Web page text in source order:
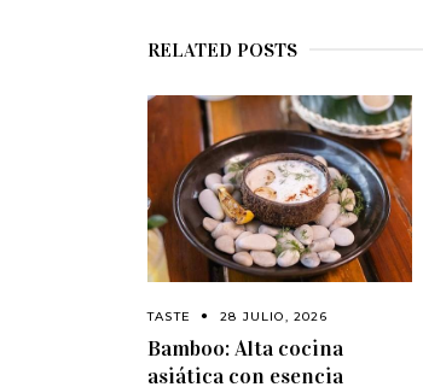
RELATED POSTS
TASTE 28 JULIO, 2026
Bamboo: Alta cocina
asiática con esencia